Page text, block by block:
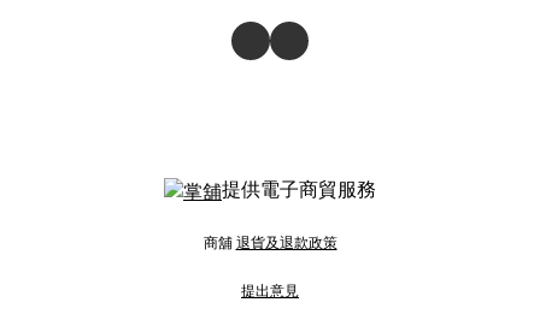
提供電子商貿服務
商舖 退貨及退款政策
提出意見